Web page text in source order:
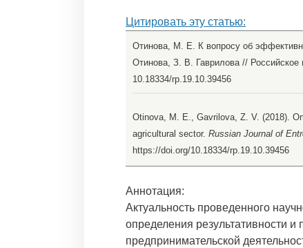
Цитировать эту статью:
Отинова, М. Е. К вопросу об
Отинова, З. В. Гаврилова //
10.18334/rp.19.10.39456
Otinova, M. E., Gavrilova, Z. V. (2018).
agricultural sector. Russian Journal of
https://doi.org/10.18334/rp.19.10.39456
Аннотация:
Актуальность проведенного
определения результативности
предпринимательской